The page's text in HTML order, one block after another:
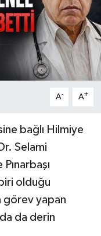
A- A+
bağlı Hilmiye
Selami
olduğu
görev yapan
da derin